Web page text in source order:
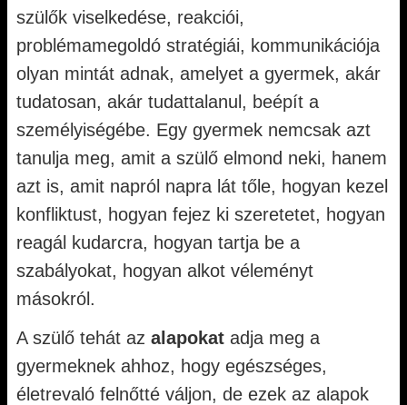
szülők viselkedése, reakciói,
problémamegoldó stratégiái, kommunikációja
olyan mintát adnak, amelyet a gyermek, akár
tudatosan, akár tudattalanul, beépít a
személyiségébe. Egy gyermek nemcsak azt
tanulja meg, amit a szülő elmond neki, hanem
azt is, amit napról napra lát tőle, hogyan kezel
konfliktust, hogyan fejez ki szeretetet, hogyan
reagál kudarcra, hogyan tartja be a
szabályokat, hogyan alkot véleményt
másokról.
A szülő tehát az alapokat adja meg a
gyermeknek ahhoz, hogy egészséges,
életrevaló felnőtté váljon, de ezek az alapok